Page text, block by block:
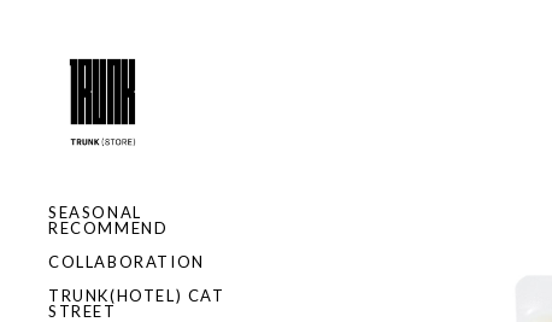
SEASONAL
RECOMMEND
COLLABORATION
TRUNK(HOTEL) CAT
STREET